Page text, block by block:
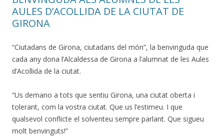
AULES D’ACOLLIDA DE LA CIUTAT DE
GIRONA
“Ciutadans de Girona, ciutadans del món”, la benvinguda que
cada any dona l’Alcaldessa de Girona a l’alumnat de les Aules
d’Acollida de la ciutat.
“Us demano a tots que sentiu Girona, una ciutat oberta i
tolerant, com la vostra ciutat. Que us l’estimeu. I que
qualsevol conflicte el solventeu sempre parlant. Que sigueu
molt benvinguts!”